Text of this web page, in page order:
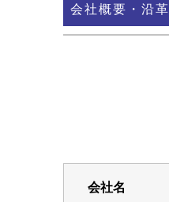
会社概要・沿革
会社名